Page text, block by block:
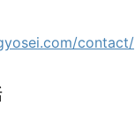
contact/